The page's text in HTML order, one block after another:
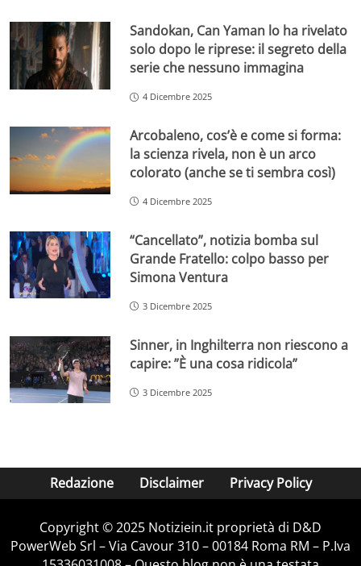
Sandokan, Can Yaman lo ha rivelato
solo dopo le riprese: il segreto della
serie che nessuno immagina
4 Dicembre 2025
Arcobaleno, cos’è e come si forma:
la scienza rivela, non è un arco
colorato (anche se ti sembra così)
4 Dicembre 2025
“Cancellato”, notizia bomba sul
Grande Fratello: colpo basso per
Simona Ventura
3 Dicembre 2025
Sinner, in Inghilterra non riescono a
capire: ”È una cosa ridicola”
3 Dicembre 2025
Redazione Disclaimer Privacy Policy
Copyright © 2025 Notiziein.it proprietà di D&D
PowerWeb Srl – Via Cavour 310 – 00184 Roma RM – P.Iva